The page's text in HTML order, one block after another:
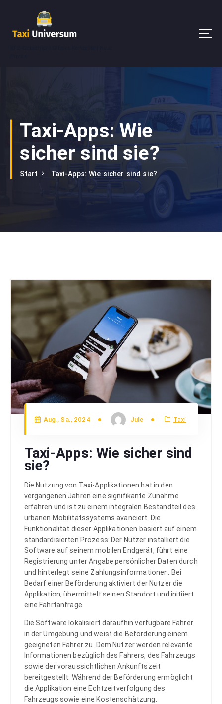
Taxi-Apps: Wie
sicher sind sie?
Start Taxi-Apps: Wie sicher sind sie?
Aug., Sa., 2024 Jule Taxi
Taxi-Apps: Wie sicher sind
sie?
Die Nutzung von Taxi-Applikationen hat in den
vergangenen Jahren eine signifikante Zunahme
erfahren und ist zu einem integralen Bestandteil des
urbanen Mobilitätssystems avanciert. Die
Funktionalität dieser Applikationen basiert auf einem
standardisierten Prozess: Der Nutzer installiert die
Software auf seinem mobilen Endgerät, führt eine
Registrierung unter Angabe persönlicher Daten durch
und hinterlegt seine Zahlungsinformationen. Bei
Bedarf einer Beförderung aktiviert der Nutzer die
Applikation, übermittelt seinen Standort und initiiert
eine Fahrtanfrage.
Die Software lokalisiert daraufhin verfügbare Fahrer
in der Umgebung und weist die Beförderung einem
geeigneten Fahrer zu. Dem Nutzer werden relevante
Informationen bezüglich des Fahrers, des Fahrzeugs
sowie der voraussichtlichen Ankunftszeit
bereitgestellt. Während der Beförderung ermöglicht
die Applikation eine Echtzeitverfolgung des
Fahrzeugs sowie eine Kostenschätzung.